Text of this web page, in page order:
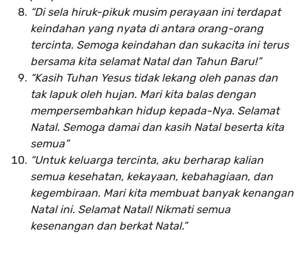
“Di sela hiruk-pikuk musim perayaan ini terdapat
keindahan yang nyata di antara orang-orang
tercinta. Semoga keindahan dan sukacita ini terus
bersama kita selamat Natal dan Tahun Baru!”
“Kasih Tuhan Yesus tidak lekang oleh panas dan
tak lapuk oleh hujan. Mari kita balas dengan
mempersembahkan hidup kepada-Nya. Selamat
Natal. Semoga damai dan kasih Natal beserta kita
semua”
“Untuk keluarga tercinta, aku berharap kalian
semua kesehatan, kekayaan, kebahagiaan, dan
kegembiraan. Mari kita membuat banyak kenangan
Natal ini. Selamat Natal! Nikmati semua
kesenangan dan berkat Natal.”